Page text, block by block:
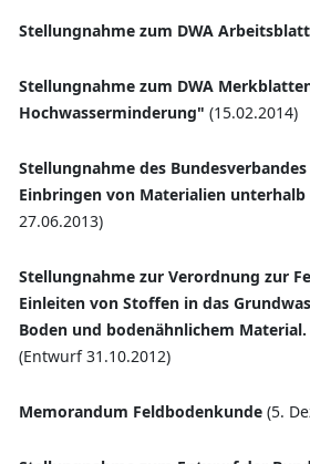
Stellungnahme zum DWA
Stellungnahme zum DWA
Hochwasserminderung" (15.02.2014)
Stellungnahme des
Einbringen von Materialien
27.06.2013)
Stellungnahme zur Verordnung zur
Einleiten von Stoffen in das
Boden und bodenähnlichem Material.
(Entwurf 31.10.2012)
Memorandum Feldbodenkunde (5.